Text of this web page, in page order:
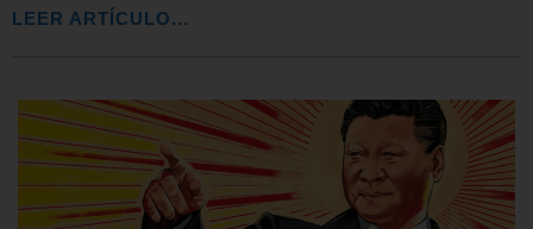
LEER ARTÍCULO...